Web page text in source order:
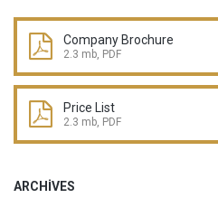
Company Brochure
2.3 mb, PDF
Price List
2.3 mb, PDF
ARCHIVES